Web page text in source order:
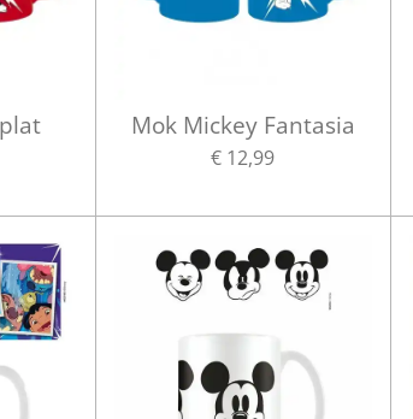
Mok Mickey Fantasia
€ 12,99